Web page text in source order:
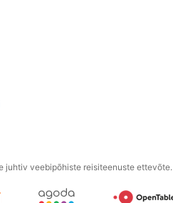
juhtiv veebipõhiste reisiteenuste ettevõte.